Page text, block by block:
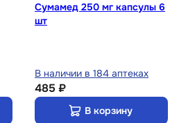
Сумамед 250 мг капсулы 6
шт
В наличии в 184 аптеках
485 ₽
В корзину